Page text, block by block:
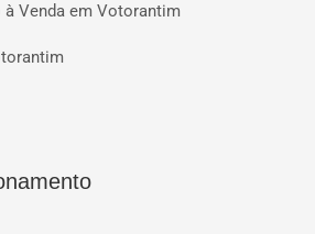
Venda em Votorantim